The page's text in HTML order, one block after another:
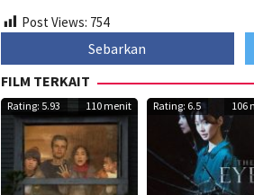
Post Views: 754
Sebarkan
FILM TERKAIT
Rating: 5.93 110 menit Rating: 6.5 106